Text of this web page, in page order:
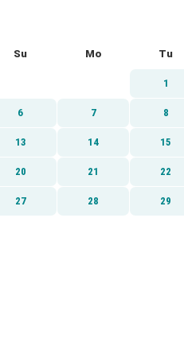
Su Mo Tu
1
6 7 8
13 14 15
20 21 22
27 28 29